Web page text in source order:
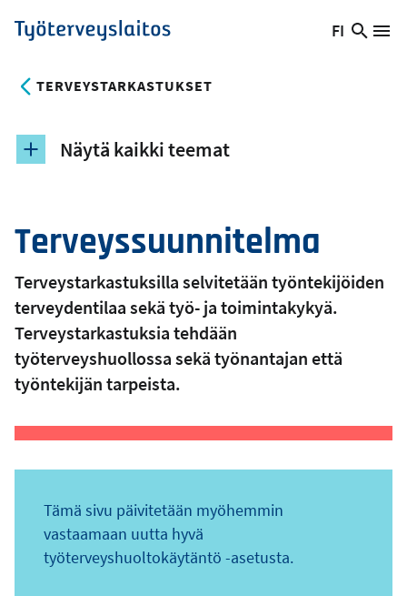
Hyppää
pääsisältöön
Työterveyslaitos
Vaihda
FI
Hae
TERVEYSTARKASTUKSET
Terveyssuunnitelma
Terveystarkastuksilla selvitetään työntekijöiden
terveydentilaa sekä työ- ja toimintakykyä.
Terveystarkastuksia tehdään
työterveyshuollossa sekä työnantajan että
työntekijän tarpeista.
Tämä sivu päivitetään myöhemmin
vastaamaan uutta hyvä
työterveyshuoltokäytäntö -asetusta.
Näytä kaikki teemat